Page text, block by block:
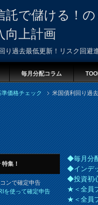
託で儲ける！
向上計画
り過去最低更新！リスク回避
毎月分配コラム
準価格チェック 米国債利回り過
◆毎月分
◆インデ
◆投資初
★＜全員
★＜全員
集！
ンで確定申告
を使って確定申告